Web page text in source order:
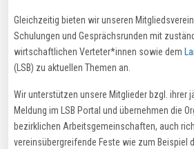
Gleichzeitig bieten wir unseren
Schulungen und Gesprächsrunden mit
wirtschaftlichen Verteter*innen sowie dem
(LSB) zu aktuellen Themen an.
Wir unterstützen unsere Mitglieder bzgl. ihrer
Meldung im LSB Portal und übernehmen die
bezirklichen Arbeitsgemeinschaften, auch
vereinsübergreifende Feste wie zum Beispiel